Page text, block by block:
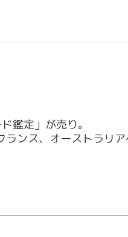
鑑定」が売り。
ンス、オーストラリ